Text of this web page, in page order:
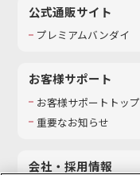
公式通販サイト
プレミアムバンダイ
お客様サポート
お客様サポートトップ
重要なお知らせ
会社・採用情報